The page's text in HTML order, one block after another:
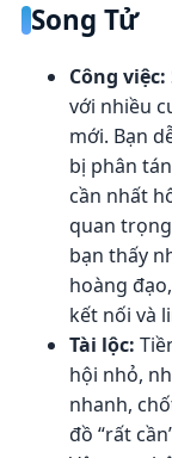
Song Tử
Công việc:
với nhiều
mới. Bạn
bị phân
cần nhất
quan
bạn thấy
hoàng
kết nối và
Tài lộc:
hội nhỏ,
nhanh,
đồ “rất